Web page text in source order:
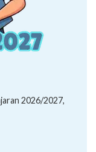
2026/2027,